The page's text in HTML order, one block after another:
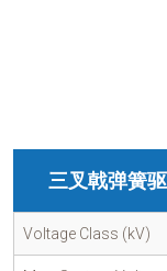
三叉戟弹簧
Voltage Class (kV)